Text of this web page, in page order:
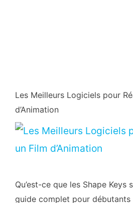
Les Meilleurs Logiciels pour
d’Animation
Qu’est-ce que les Shape Keys
guide complet pour débutants